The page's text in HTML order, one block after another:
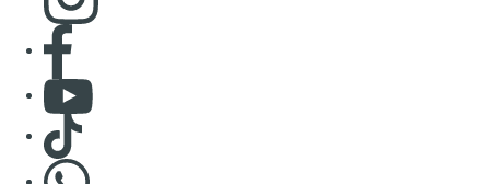
Publicité
Offres d'emploi
Contact
Mentions légales
Politique de cookies (UE)
Gérer les cookies